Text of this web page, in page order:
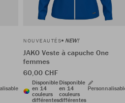
NOUVEAUTÉS NEW!
JAKO Veste à capuche One
femmes
60,00 CHF
Disponible
en 14
couleurs
différentes
Disponible
en 14
couleurs
différentes